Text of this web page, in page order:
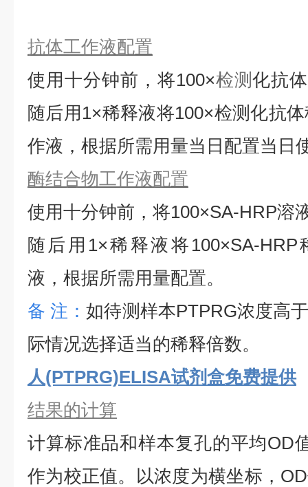
抗体工作液配置
使用十分钟前，将100×检测化抗
随后用1×稀释液将100×检测化抗
作液，根据所需用量当日配置当日
酶结合物工作液配置
使用十分钟前，将100×SA-HRP溶
随后用1×稀释液将100×SA-HRP
液，根据所需用量配置。
备 注：如待测样本PTPRG浓度高
际情况选择适当的稀释倍数。
人(PTPRG)ELISA试剂盒免费提供
结果的计算
计算标准品和样本复孔的平均OD
作为校正值。以浓度为横坐标，